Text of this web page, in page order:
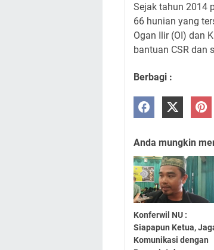
Sejak tahun 2014
66 hunian yang
Ogan Ilir (OI) dan
bantuan CSR dan
Berbagi :
Anda mungkin
Konferwil NU :
Siapapun Ketua,
Komunikasi dengan